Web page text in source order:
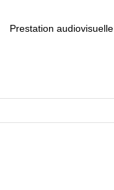
Prestation audiovisuelle